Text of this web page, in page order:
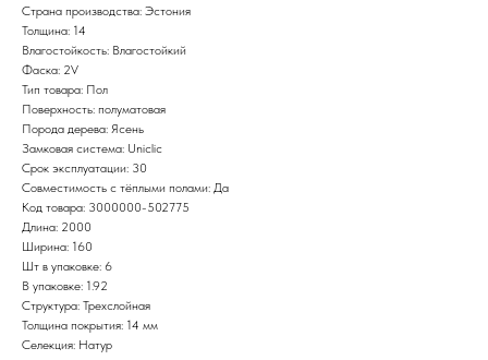
Страна производства: Эстония
Толщина: 14
Влагостойкость: Влагостойкий
Фаска: 2V
Тип товара: Пол
Поверхность: полуматовая
Порода дерева: Ясень
Замковая система: Uniclic
Срок эксплуатации: 30
Совместимость с тёплыми полами: Да
Код товара: 3000000-502775
Длина: 2000
Ширина: 160
Шт в упаковке: 6
В упаковке: 1.92
Структура: Трехслойная
Толщина покрытия: 14 мм
Селекция: Натур